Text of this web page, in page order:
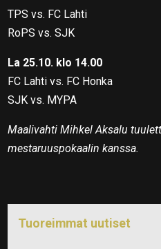
TPS vs. FC Lahti
RoPS vs. SJK
La 25.10. klo 14.00
FC Lahti vs. FC Honka
SJK vs. MYPA
Maalivahti Mihkel Aksalu
mestaruuspokaalin kanssa.
Tuoreimmat uutiset